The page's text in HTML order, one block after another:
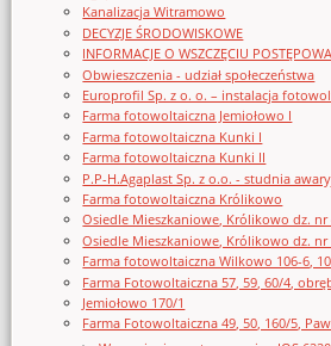
Kanalizacja Witramowo
DECYZJE ŚRODOWISKOWE
INFORMACJE O WSZCZĘCIU
Obwieszczenia - udział społeczeństwa
Europrofil Sp. z o. o. – instalacja
Farma fotowoltaiczna Jemiołowo I
Farma fotowoltaiczna Kunki I
Farma fotowoltaiczna Kunki II
P.P-H.Agaplast Sp. z o.o. - studnia
Farma fotowoltaiczna Królikowo
Osiedle Mieszkaniowe, Królikowo dz. nr
Osiedle Mieszkaniowe, Królikowo dz. nr
Farma fotowoltaiczna Wilkowo 106-6,
Farma Fotowoltaiczna 57, 59, 60/4,
Jemiołowo 170/1
Farma Fotowoltaiczna 49, 50, 160/5,